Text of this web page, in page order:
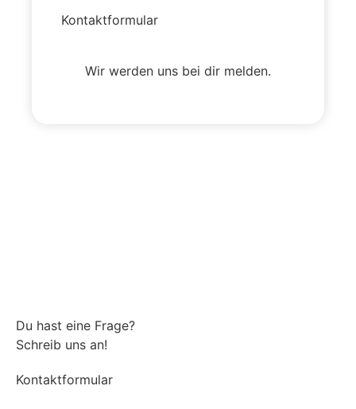
Kontaktformular
Wir werden uns bei dir melden.
Du hast eine Frage?
Schreib uns an!
Kontaktformular